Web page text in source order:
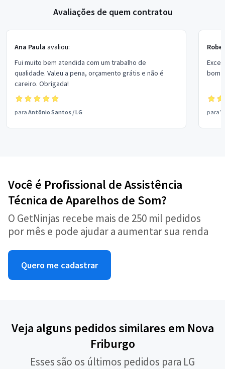
Avaliações de quem contratou
Ana Paula avaliou:
Fui muito bem atendida com um trabalho de
qualidade. Valeu a pena, orçamento grátis e não é
careiro. Obrigada!
para Antônio Santos /LG
bom
para
Você é Profissional de Assistência
Técnica de Aparelhos de Som?
O GetNinjas recebe mais de 250 mil pedidos
por mês e pode ajudar a aumentar sua renda
Quero me cadastrar
Veja alguns pedidos similares em Nova
Friburgo
Esses são os últimos pedidos para LG